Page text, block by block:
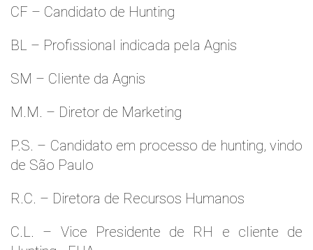
CF – Candidato de Hunting
BL – Profissional indicada pela Agnis
SM – Cliente da Agnis
M.M. – Diretor de Marketing
P.S. – Candidato em processo de hunting, vindo
de São Paulo
R.C. – Diretora de Recursos Humanos
C.L. – Vice Presidente de RH e cliente de